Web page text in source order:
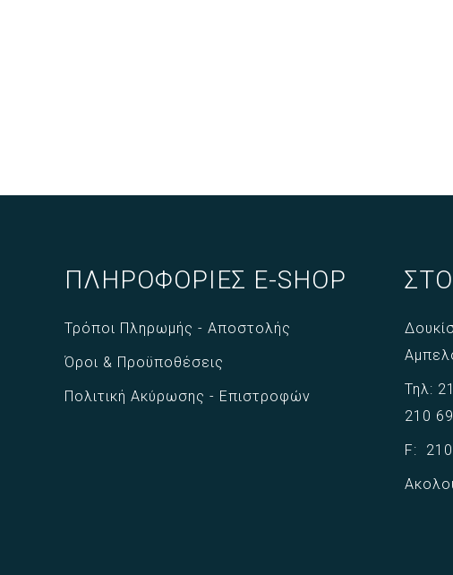
ΠΛΗΡΟΦΟΡΙΕΣ E-SHOP
Τρόποι Πληρωμής - Αποστολής
Όροι & Προϋποθέσεις
Πολιτική Ακύρωσης - Επιστροφών
Τηλ:
210
F: